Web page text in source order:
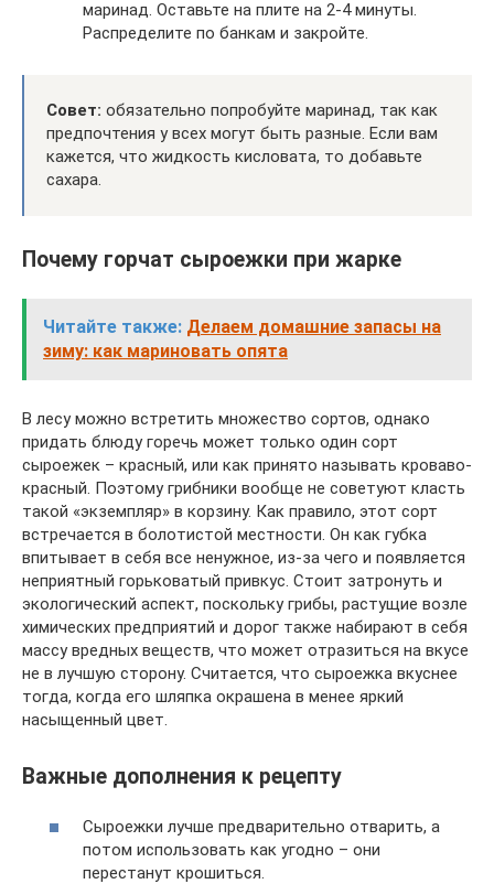
маринад. Оставьте на плите на 2-4 минуты.
Распределите по банкам и закройте.
Совет: обязательно попробуйте маринад, так как
предпочтения у всех могут быть разные. Если вам
кажется, что жидкость кисловата, то добавьте
сахара.
Почему горчат сыроежки при жарке
Читайте также: Делаем домашние запасы на
зиму: как мариновать опята
В лесу можно встретить множество сортов, однако
придать блюду горечь может только один сорт
сыроежек – красный, или как принято называть кроваво-
красный. Поэтому грибники вообще не советуют класть
такой «экземпляр» в корзину. Как правило, этот сорт
встречается в болотистой местности. Он как губка
впитывает в себя все ненужное, из-за чего и появляется
неприятный горьковатый привкус. Стоит затронуть и
экологический аспект, поскольку грибы, растущие возле
химических предприятий и дорог также набирают в себя
массу вредных веществ, что может отразиться на вкусе
не в лучшую сторону. Считается, что сыроежка вкуснее
тогда, когда его шляпка окрашена в менее яркий
насыщенный цвет.
Важные дополнения к рецепту
Сыроежки лучше предварительно отварить, а
потом использовать как угодно – они
перестанут крошиться.